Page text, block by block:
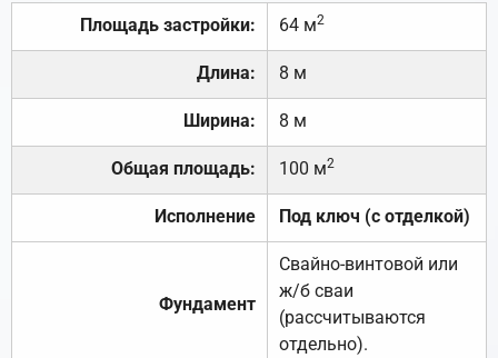
Площадь застройки: 64 м2
Длина: 8 м
Ширина: 8 м
Общая площадь: 100 м2
Исполнение Под ключ (с отделкой)
Фундамент
Свайно-винтовой или
ж/б сваи
(рассчитываются
отдельно).